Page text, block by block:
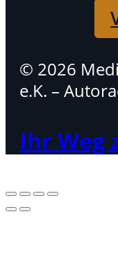
© 2026
e.K. –
Ihr Weg